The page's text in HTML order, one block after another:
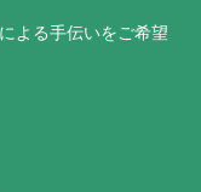
よる手伝いをご希望